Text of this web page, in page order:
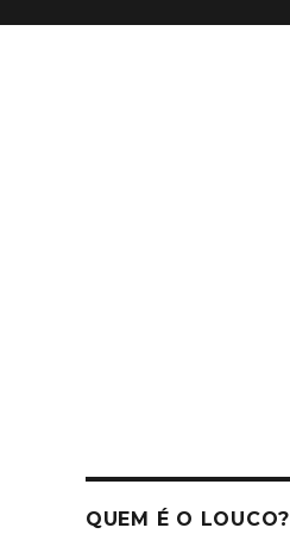
QUEM É O LOUCO?